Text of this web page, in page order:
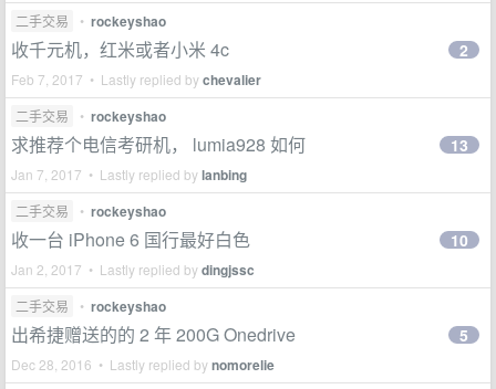
二手交易 • rockeyshao
收千元机，红米或者小米 4c
Feb 7, 2017 • Lastly replied bychevalier
2
二手交易 • rockeyshao
求推荐个电信考研机， lumia928 如何
Jan 7, 2017 • Lastly replied bylanbing
13
二手交易 • rockeyshao
收一台 iPhone 6 国行最好白色
Jan 2, 2017 • Lastly replied bydingjssc
10
二手交易 • rockeyshao
出希捷赠送的的 2 年 200G Onedrive
Dec 28, 2016 • Lastly replied bynomorelie
5